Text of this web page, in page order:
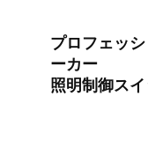
プロフェッ
ーカー
照明制御ス